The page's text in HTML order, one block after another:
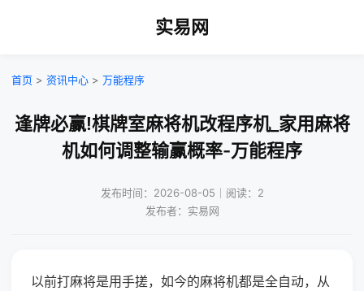
实易网
首页 > 资讯中心 > 万能程序
逢牌必赢!棋牌室麻将机改程序机_家用麻将
机如何调整输赢概率-万能程序
发布时间：2026-08-05｜阅读：2
发布者：实易网
以前打麻将是用手搓，如今的麻将机都是全自动，从